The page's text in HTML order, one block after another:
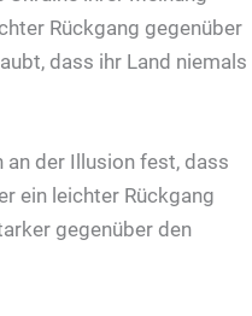
Rückgang gegenüber
dass ihr Land niemals
der Illusion fest, dass
ein leichter Rückgang
gegenüber den